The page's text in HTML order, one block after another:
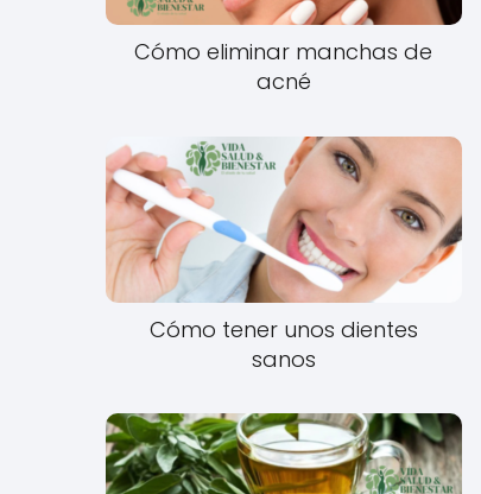
Cómo eliminar manchas de
acné
Cómo tener unos dientes
sanos